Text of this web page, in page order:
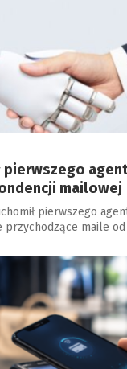
pierwszego
mailowej
pierwszego
przychodzące maile